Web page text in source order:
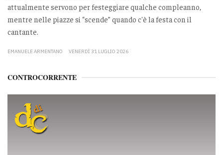
attualmente servono per festeggiare qualche compleanno,
mentre nelle piazze si “scende” quando c'è la festa con il
cantante.
EMANUELE ARMENTANO VENERDÌ 31 LUGLIO 2026
CONTROCORRENTE